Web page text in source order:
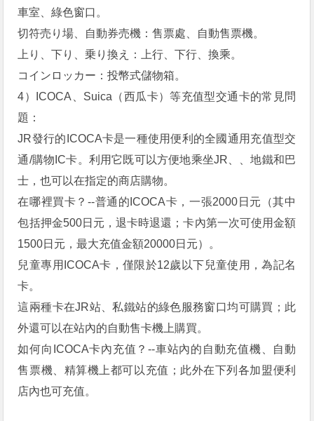
車室、綠色窗口。
切符売り場、自動券売機：售票處、自動售票機。
上り、下り、乗り換え：上行、下行、換乘。
コインロッカー：投幣式儲物箱。
4）ICOCA、Suica（西瓜卡）等充值型交通卡的常見問
題：
JR發行的ICOCA卡是一種使用便利的全國通用充值型交
通/購物IC卡。利用它既可以方便地乘坐JR、、地鐵和巴
士，也可以在指定的商店購物。
在哪裡買卡？--普通的ICOCA卡，一張2000日元（其中
包括押金500日元，退卡時退還；卡內第一次可使用金額
1500日元，最大充值金額20000日元）。
兒童專用ICOCA卡，僅限於12歲以下兒童使用，為記名
卡。
這兩種卡在JR站、私鐵站的綠色服務窗口均可購買；此
外還可以在站內的自動售卡機上購買。
如何向ICOCA卡內充值？--車站內的自動充值機、自動
售票機、精算機上都可以充值；此外在下列各加盟便利
店內也可充值。